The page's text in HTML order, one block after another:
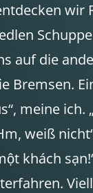
wir
auf die
Bremsen.
meine ich.
weiß
khách